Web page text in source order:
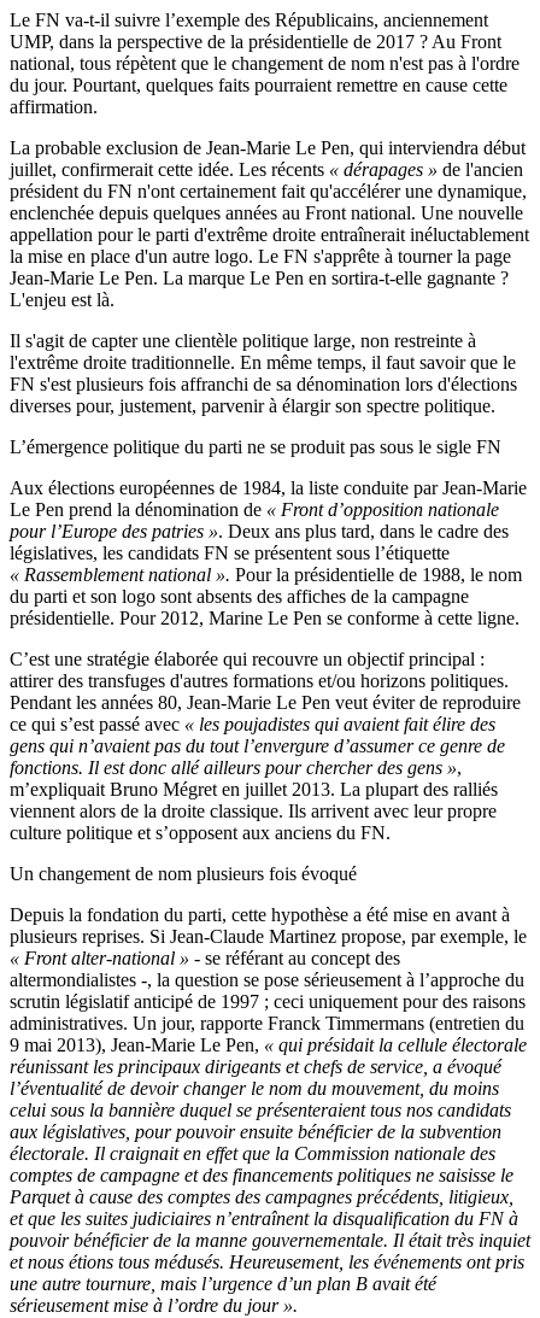
Le FN va-t-il suivre l’exemple des Républicains, anciennement
UMP, dans la perspective de la présidentielle de 2017 ? Au Front
national, tous répètent que le changement de nom n'est pas à l'ordre
du jour. Pourtant, quelques faits pourraient remettre en cause cette
affirmation.
La probable exclusion de Jean-Marie Le Pen, qui interviendra début
juillet, confirmerait cette idée. Les récents « dérapages » de l'ancien
président du FN n'ont certainement fait qu'accélérer une dynamique,
enclenchée depuis quelques années au Front national. Une nouvelle
appellation pour le parti d'extrême droite entraînerait inéluctablement
la mise en place d'un autre logo. Le FN s'apprête à tourner la page
Jean-Marie Le Pen. La marque Le Pen en sortira-t-elle gagnante ?
L'enjeu est là.
Il s'agit de capter une clientèle politique large, non restreinte à
l'extrême droite traditionnelle. En même temps, il faut savoir que le
FN s'est plusieurs fois affranchi de sa dénomination lors d'élections
diverses pour, justement, parvenir à élargir son spectre politique.
L’émergence politique du parti ne se produit pas sous le sigle FN
Aux élections européennes de 1984, la liste conduite par Jean-Marie
Le Pen prend la dénomination de « Front d’opposition nationale
pour l’Europe des patries ». Deux ans plus tard, dans le cadre des
législatives, les candidats FN se présentent sous l’étiquette
« Rassemblement national ». Pour la présidentielle de 1988, le nom
du parti et son logo sont absents des affiches de la campagne
présidentielle. Pour 2012, Marine Le Pen se conforme à cette ligne.
C’est une stratégie élaborée qui recouvre un objectif principal :
attirer des transfuges d'autres formations et/ou horizons politiques.
Pendant les années 80, Jean-Marie Le Pen veut éviter de reproduire
ce qui s’est passé avec « les poujadistes qui avaient fait élire des
gens qui n’avaient pas du tout l’envergure d’assumer ce genre de
fonctions. Il est donc allé ailleurs pour chercher des gens »,
m’expliquait Bruno Mégret en juillet 2013. La plupart des ralliés
viennent alors de la droite classique. Ils arrivent avec leur propre
culture politique et s’opposent aux anciens du FN.
Un changement de nom plusieurs fois évoqué
Depuis la fondation du parti, cette hypothèse a été mise en avant à
plusieurs reprises. Si Jean-Claude Martinez propose, par exemple, le
« Front alter-national » - se référant au concept des
altermondialistes -, la question se pose sérieusement à l’approche du
scrutin législatif anticipé de 1997 ; ceci uniquement pour des raisons
administratives. Un jour, rapporte Franck Timmermans (entretien du
9 mai 2013), Jean-Marie Le Pen, « qui présidait la cellule électorale
réunissant les principaux dirigeants et chefs de service, a évoqué
l’éventualité de devoir changer le nom du mouvement, du moins
celui sous la bannière duquel se présenteraient tous nos candidats
aux législatives, pour pouvoir ensuite bénéficier de la subvention
électorale. Il craignait en effet que la Commission nationale des
comptes de campagne et des financements politiques ne saisisse le
Parquet à cause des comptes des campagnes précédents, litigieux,
et que les suites judiciaires n’entraînent la disqualification du FN à
pouvoir bénéficier de la manne gouvernementale. Il était très inquiet
et nous étions tous médusés. Heureusement, les événements ont pris
une autre tournure, mais l’urgence d’un plan B avait été
sérieusement mise à l’ordre du jour ».